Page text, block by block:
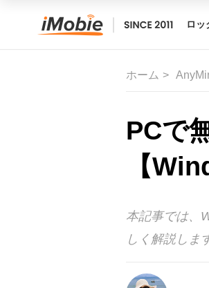
ロ
ホーム
PCで
【
本記事では、
しく解説しま